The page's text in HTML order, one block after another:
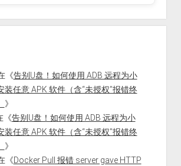
《告别U盘！如何使用 ADB 远程为小
装任意 APK 软件（含“未授权”报错终
》
《告别U盘！如何使用 ADB 远程为小
装任意 APK 软件（含“未授权”报错终
》
《Docker Pull 报错 server gave HTTP